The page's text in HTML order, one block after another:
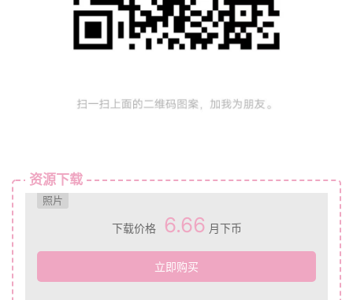
资源下载
照片
下载价格 6.66 月下币
立即购买